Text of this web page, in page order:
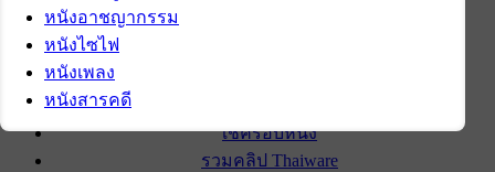
เช็ครอบหนัง
รวมคลิป Thaiware
หนังอาชญากรรม
หนังไซไฟ
หนังเพลง
หนังสารคดี